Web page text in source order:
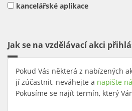
kancelářské aplikace
Jak se na vzdělávací akci
Pokud Vás některá z nabízených
jí zúčastnit, neváhejte a napište
Pokusíme se najít termín, který